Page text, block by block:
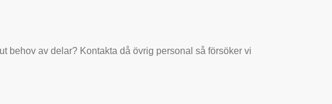
behov av delar? Kontakta då övrig personal så försöker vi